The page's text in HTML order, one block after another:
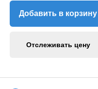
Добавить в корзину
Отслеживать цену